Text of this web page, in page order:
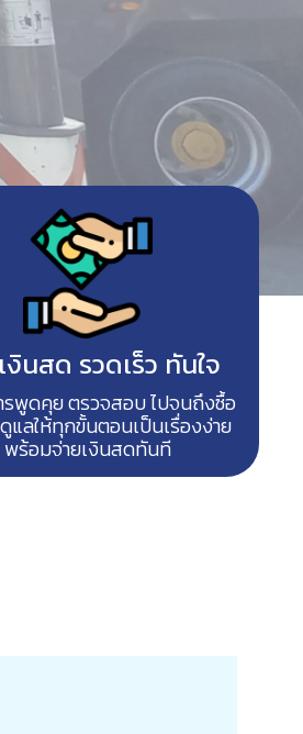
งินสด รวดเร็ว ทันใจ
พูดคุย ตรวจสอบ ไปจนถึงซื้อ
ดูแลให้ทุกขั้นตอนเป็นเรื่องง่าย
พร้อมจ่ายเงินสดทันที